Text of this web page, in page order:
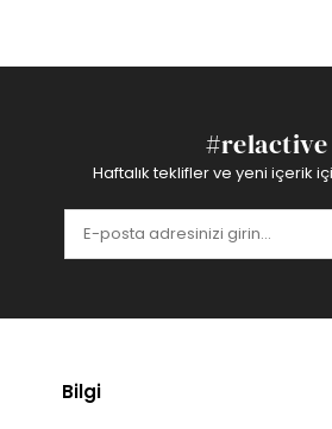
#relactive
Haftalık teklifler ve yeni içerik
Bilgi